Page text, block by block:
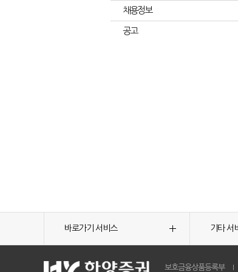
채용정보
공고
바로가기 서비스 기타 서
보호금융상품등록부